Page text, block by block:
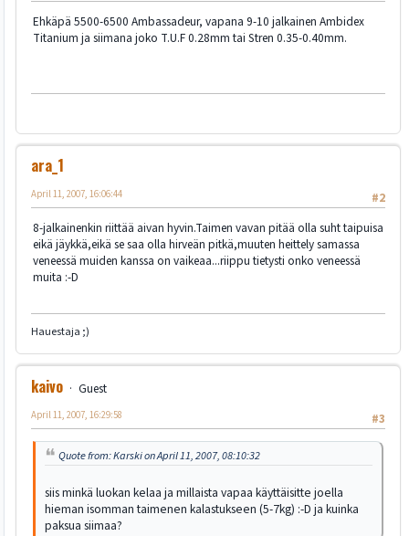
Ehkäpä 5500-6500 Ambassadeur, vapana 9-10 jalkainen Ambidex
Titanium ja siimana joko T.U.F 0.28mm tai Stren 0.35-0.40mm.
ara_1
#2
April 11, 2007, 16:06:44
8-jalkainenkin riittää aivan hyvin.Taimen vavan pitää olla suht taipuisa
eikä jäykkä,eikä se saa olla hirveän pitkä,muuten heittely samassa
veneessä muiden kanssa on vaikeaa...riippu tietysti onko veneessä
muita :-D
Hauestaja ;)
kaivo
Guest
#3
April 11, 2007, 16:29:58
Quote from: Karski on April 11, 2007, 08:10:32
siis minkä luokan kelaa ja millaista vapaa käyttäisitte joella
hieman isomman taimenen kalastukseen (5-7kg) :-D ja kuinka
paksua siimaa?